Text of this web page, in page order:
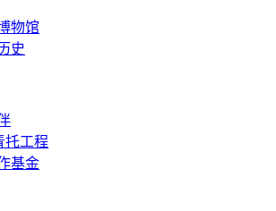
物馆
史
托工程
基金